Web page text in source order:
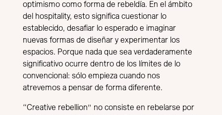
optimismo como forma de rebeldía. En el ámbito
del hospitality, esto significa cuestionar lo
establecido, desafiar lo esperado e imaginar
nuevas formas de diseñar y experimentar los
espacios. Porque nada que sea verdaderamente
significativo ocurre dentro de los límites de lo
convencional: sólo empieza cuando nos
atrevemos a pensar de forma diferente.
“Creative rebellion” no consiste en rebelarse por